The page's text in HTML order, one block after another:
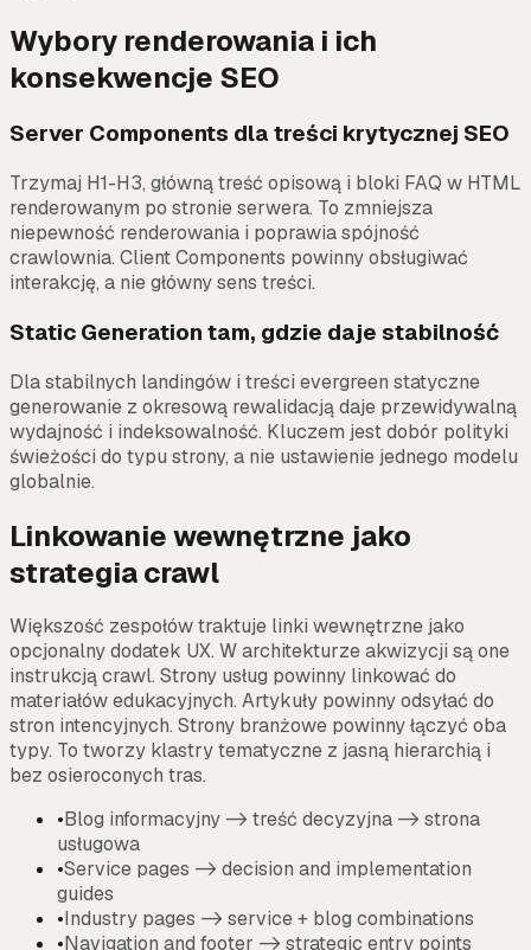
Wybory renderowania i ich
konsekwencje SEO
Server Components dla treści krytycznej SEO
Trzymaj H1-H3, główną treść opisową i bloki FAQ w HTML
renderowanym po stronie serwera. To zmniejsza
niepewność renderowania i poprawia spójność
crawlownia. Client Components powinny obsługiwać
interakcję, a nie główny sens treści.
Static Generation tam, gdzie daje stabilność
Dla stabilnych landingów i treści evergreen statyczne
generowanie z okresową rewalidacją daje przewidywalną
wydajność i indeksowalność. Kluczem jest dobór polityki
świeżości do typu strony, a nie ustawienie jednego modelu
globalnie.
Linkowanie wewnętrzne jako
strategia crawl
Większość zespołów traktuje linki wewnętrzne jako
opcjonalny dodatek UX. W architekturze akwizycji są one
instrukcją crawl. Strony usług powinny linkować do
materiałów edukacyjnych. Artykuły powinny odsyłać do
stron intencyjnych. Strony branżowe powinny łączyć oba
typy. To tworzy klastry tematyczne z jasną hierarchią i
bez osieroconych tras.
•Blog informacyjny -> treść decyzyjna -> strona
usługowa
•Service pages -> decision and implementation
guides
•Industry pages -> service + blog combinations
•Navigation and footer -> strategic entry points